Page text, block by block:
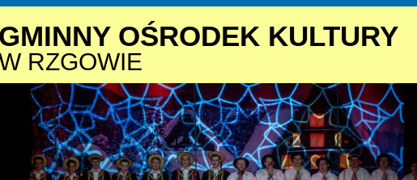
GMINNY OŚRODEK KULTURY
RZGOWIE